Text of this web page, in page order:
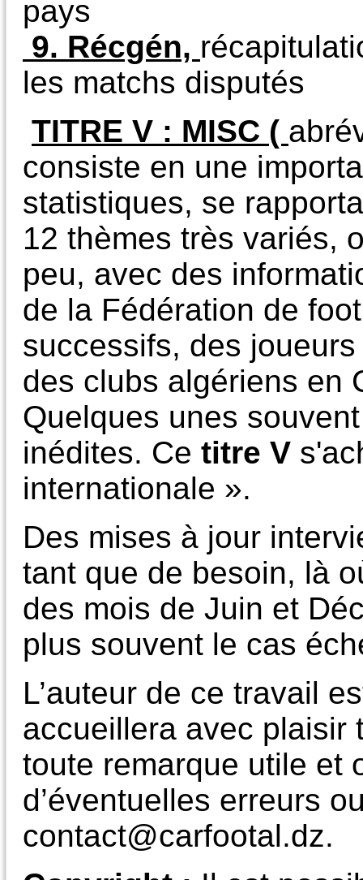
pays
9. Récgén,
les matchs disputés
TITRE V : MISC (
consiste en une
statistiques, se
12 thèmes très variés,
peu, avec des
de la Fédération de
successifs, des
des clubs algériens en
Quelques unes
inédites. Ce titre V
internationale ».
Des mises à jour
tant que de besoin, là
des mois de Juin et
plus souvent le cas
L’auteur de ce travail
accueillera avec plaisir
toute remarque utile et
d’éventuelles erreurs
contact@carfootal.dz.